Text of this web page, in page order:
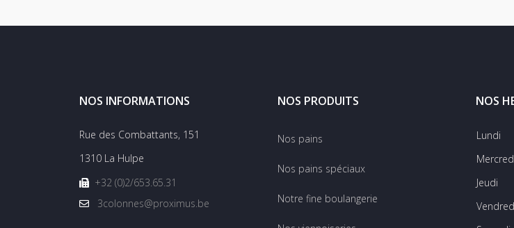
NOS INFORMATIONS
Rue des Combattants, 151
1310 La Hulpe
+32 (0)2/653.65.31
3colonnes@proximus.be
NOS PRODUITS
Nos pains
Nos pains spéciaux
Notre fine boulangerie
NOS
Lundi
Jeudi